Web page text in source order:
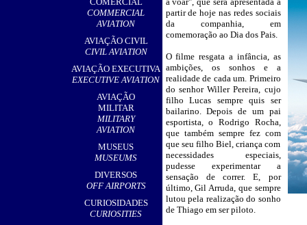
COMMERCIAL
AVIATION
AVIAÇÃO CIVIL
CIVIL AVIATION
AVIAÇÃO EXECUTIVA
EXECUTIVE AVIATION
AVIAÇÃO
MILITAR
MILITARY
AVIATION
MUSEUS
MUSEUMS
DIVERSOS
OFF AIRPORTS
CURIOSIDADES
CURIOSITIES
partir de hoje nas redes sociais
da companhia, em
comemoração ao Dia dos Pais.
O filme resgata a infância, as
ambições, os sonhos e a
realidade de cada um. Primeiro
do senhor Willer Pereira, cujo
filho Lucas sempre quis ser
bailarino. Depois de um pai
esportista, o Rodrigo Rocha,
que também sempre fez com
que seu filho Biel, criança com
necessidades especiais,
pudesse experimentar a
sensação de correr. E, por
último, Gil Arruda, que sempre
lutou pela realização do sonho
de Thiago em ser piloto.